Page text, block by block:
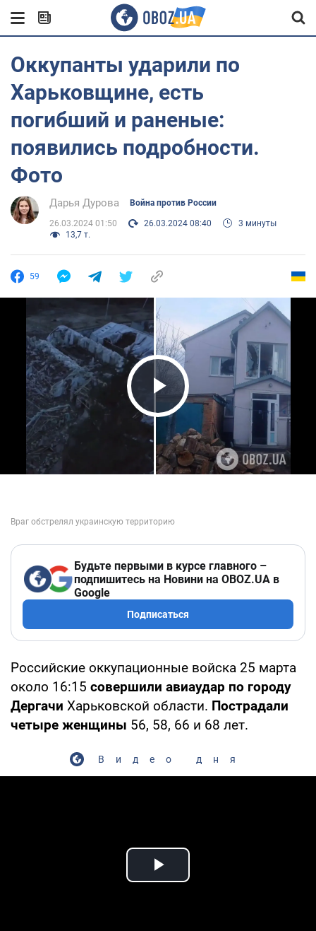
Оккупанты ударили по
Харьковщине, есть
погибший и раненые:
появились подробности.
Фото
Дарья Дурова Война против России
26.03.2024 01:50 26.03.2024 08:40
3 минуты
13,7 т.
59
Play Video
Будьте первыми в курсе главного –
подпишитесь на Новини на OBOZ.UA в
Google
Подписаться
Российские оккупационные войска 25 марта
около 16:15 совершили авиаудар по городу
Дергачи Харьковской области. Пострадали
четыре женщины 56, 58, 66 и 68 лет.
Видео дня
Play Video